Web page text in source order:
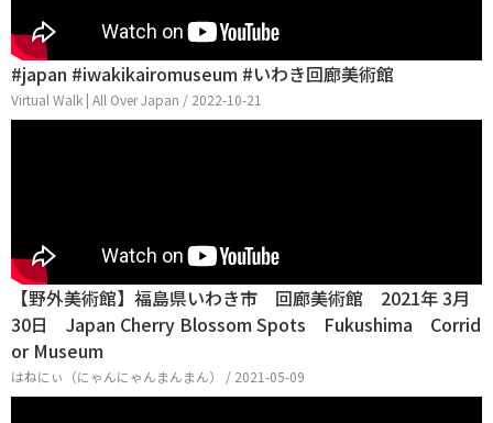
#japan #iwakikairomuseum #いわき回廊美術館
Virtual Walk | All Over Japan / 2022-10-21
【野外美術館】福島県いわき市 回廊美術館 2021年 3月
30日 Japan Cherry Blossom Spots Fukushima Corrid
or Museum
はねにぃ（にゃんにゃんまんまん） / 2021-05-09